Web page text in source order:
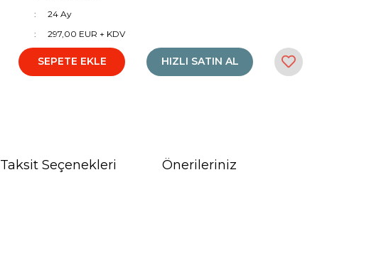
24 Ay
297,00 EUR + KDV
SEPETE EKLE HIZLI SATIN AL
Taksit Seçenekleri Önerileriniz